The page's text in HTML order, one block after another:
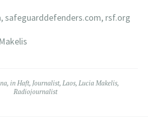
safeguarddefenders.com, rsf.org
, in Haft, Journalist, Laos, Lucia Makelis,
Radiojournalist